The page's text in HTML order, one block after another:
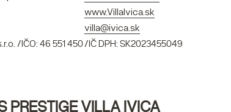
www.VillaIvica.sk
villa@ivica.sk
/IČO: 46 551 450/IČ DPH: SK2023455049
PRESTIGE VILLA IVICA